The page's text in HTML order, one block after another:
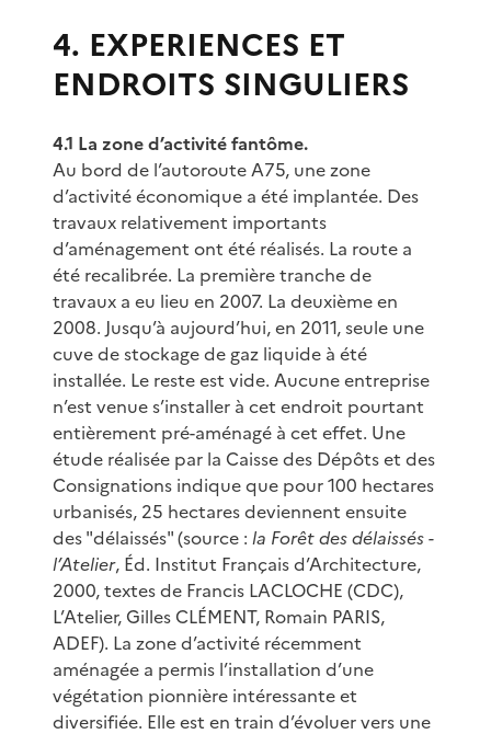
4. EXPERIENCES ET
ENDROITS SINGULIERS
4.1 La zone d’activité fantôme.
Au bord de l’autoroute A75, une zone
d’activité économique a été implantée. Des
travaux relativement importants
d’aménagement ont été réalisés. La route a
été recalibrée. La première tranche de
travaux a eu lieu en 2007. La deuxième en
2008. Jusqu’à aujourd’hui, en 2011, seule une
cuve de stockage de gaz liquide à été
installée. Le reste est vide. Aucune entreprise
n’est venue s’installer à cet endroit pourtant
entièrement pré-aménagé à cet effet. Une
étude réalisée par la Caisse des Dépôts et des
Consignations indique que pour 100 hectares
urbanisés, 25 hectares deviennent ensuite
des "délaissés" (source : la Forêt des délaissés -
l’Atelier, Éd. Institut Français d’Architecture,
2000, textes de Francis LACLOCHE (CDC),
L’Atelier, Gilles CLÉMENT, Romain PARIS,
ADEF). La zone d’activité récemment
aménagée a permis l’installation d’une
végétation pionnière intéressante et
diversifiée. Elle est en train d’évoluer vers une